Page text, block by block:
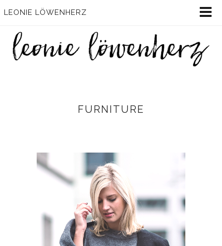
LEONIE LÖWENHERZ
FURNITURE